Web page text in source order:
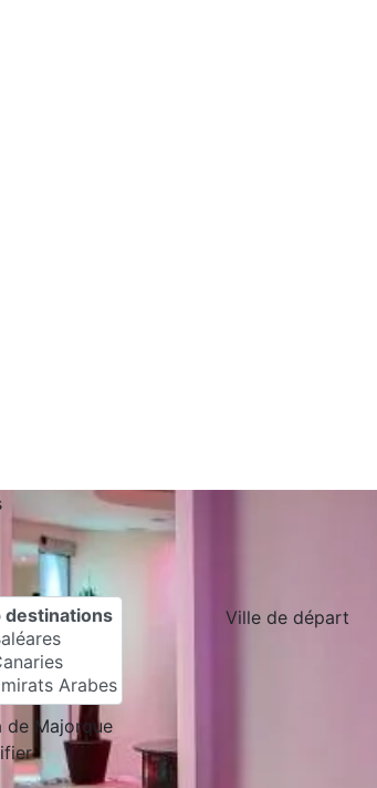
de Majorque
Ville de départ